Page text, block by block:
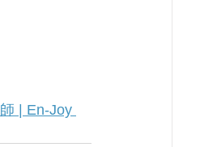
| En-Joy